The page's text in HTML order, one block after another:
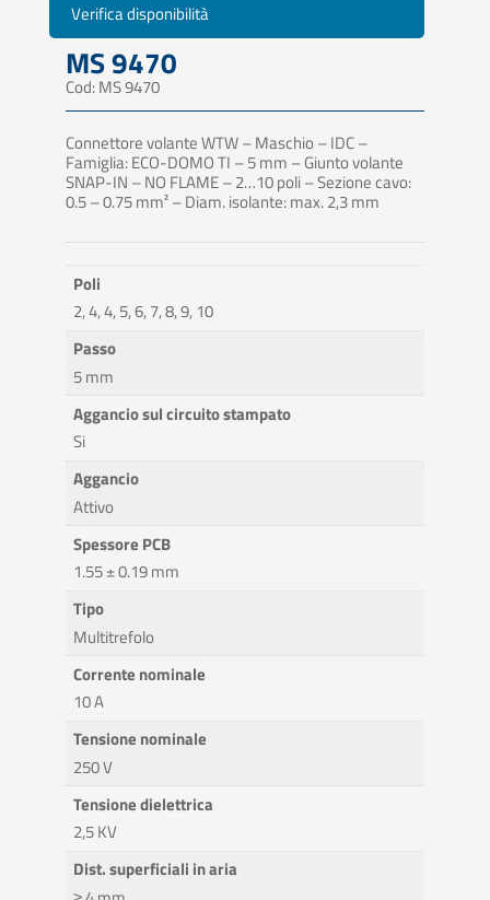
Verifica disponibilità
MS 9470
Cod: MS 9470
Connettore volante WTW – Maschio – IDC –
Famiglia: ECO-DOMO TI – 5 mm – Giunto volante
SNAP-IN – NO FLAME – 2…10 poli – Sezione cavo:
0.5 – 0.75 mm² – Diam. isolante: max. 2,3 mm
Poli
2, 4, 4, 5, 6, 7, 8, 9, 10
Passo
5 mm
Aggancio sul circuito stampato
Si
Aggancio
Attivo
Spessore PCB
1.55 ± 0.19 mm
Tipo
Multitrefolo
Corrente nominale
10 A
Tensione nominale
250 V
Tensione dielettrica
2,5 KV
Dist. superficiali in aria